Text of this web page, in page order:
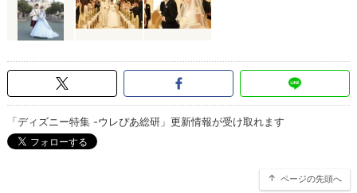
「ディズニー特集 -ウレぴあ総研」更新情報が受け取れます
ページの先頭へ